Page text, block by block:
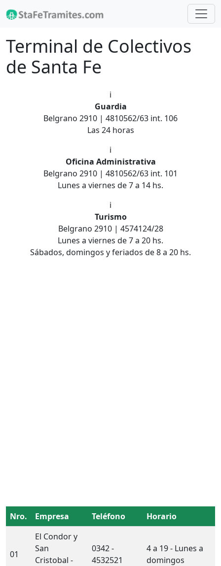
Terminal de Colectivos
de Santa Fe
ℹ️
Guardia
Belgrano 2910 | 4810562/63 int. 106
Las 24 horas
ℹ️
Oficina Administrativa
Belgrano 2910 | 4810562/63 int. 101
Lunes a viernes de 7 a 14 hs.
ℹ️
Turismo
Belgrano 2910 | 4574124/28
Lunes a viernes de 7 a 20 hs.
Sábados, domingos y feriados de 8 a 20 hs.
Nro. Empresa Teléfono Horario
01
El Condor y
San
Cristobal -
0342 -
4532521
4 a 19 - Lunes a
domingos